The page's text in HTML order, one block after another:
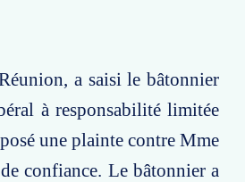
a saisi le bâtonnier
à responsabilité limitée
une plainte contre Mme
confiance. Le bâtonnier a